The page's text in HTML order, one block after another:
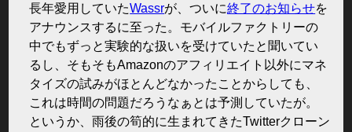
長年愛用していたWassrが、ついに終了のお知らせを
アナウンスするに至った。モバイルファクトリーの
中でもずっと実験的な扱いを受けていたと聞いてい
るし、そもそもAmazonのアフィリエイト以外にマネ
タイズの試みがほとんどなかったことからしても、
これは時間の問題だろうなぁとは予測していたが。
というか、雨後の筍的に生まれてきたTwitterクローン